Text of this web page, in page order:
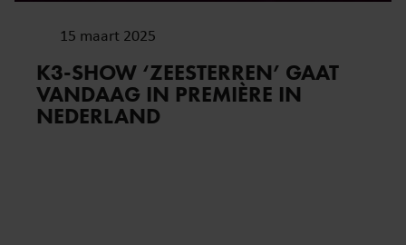
15 maart 2025
K3-SHOW ‘ZEESTERREN’ GAAT
VANDAAG IN PREMIÈRE IN
NEDERLAND